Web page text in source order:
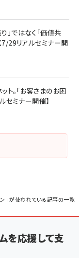
ン」 が使われている記事の一覧
」ではなく「価値共
29リアルセミナー開
。「お客さまのお困
セミナー開催】
を応援して支